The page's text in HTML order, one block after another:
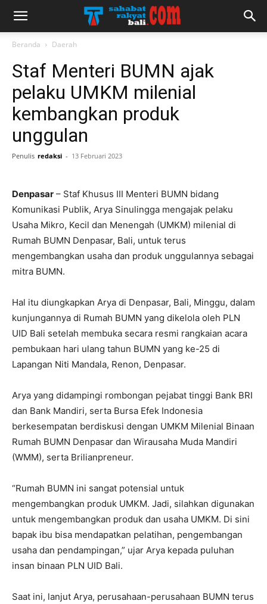
Beranda Daerah
Staf Menteri BUMN ajak
pelaku UMKM milenial
kembangkan produk
unggulan
Penulis redaksi - 13 Februari 2023
Denpasar – Staf Khusus III Menteri BUMN bidang
Komunikasi Publik, Arya Sinulingga mengajak pelaku
Usaha Mikro, Kecil dan Menengah (UMKM) milenial di
Rumah BUMN Denpasar, Bali, untuk terus
mengembangkan usaha dan produk unggulannya sebagai
mitra BUMN.
Hal itu diungkapkan Arya di Denpasar, Bali, Minggu, dalam
kunjungannya di Rumah BUMN yang dikelola oleh PLN
UID Bali setelah membuka secara resmi rangkaian acara
pembukaan hari ulang tahun BUMN yang ke-25 di
Lapangan Niti Mandala, Renon, Denpasar.
Arya yang didampingi rombongan pejabat tinggi Bank BRI
dan Bank Mandiri, serta Bursa Efek Indonesia
berkesempatan berdiskusi dengan UMKM Milenial Binaan
Rumah BUMN Denpasar dan Wirausaha Muda Mandiri
(WMM), serta Brilianpreneur.
“Rumah BUMN ini sangat potensial untuk
mengembangkan produk UMKM. Jadi, silahkan digunakan
untuk mengembangkan produk dan usaha UMKM. Di sini
bapak ibu bisa mendapatkan pelatihan, pengembangan
usaha dan pendampingan,” ujar Arya kepada puluhan
insan binaan PLN UID Bali.
Saat ini, lanjut Arya, perusahaan-perusahaan BUMN terus